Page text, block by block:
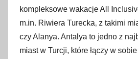
kompleksowe wakacje All
m.in. Riwiera Turecka, z takimi
czy Alanya. Antalya to jedno z
miast w Turcji, które łączy w